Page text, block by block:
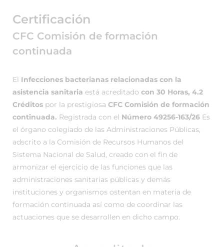
Certificación
CFC Comisión de formación
continuada
El Infecciones bacterianas relacionadas con la
asistencia sanitaria está acreditado con 30 Horas, 4.2
Créditos por la prestigiosa CFC Comisión de formación
continuada. Registrada con el Número 49256-163/26 Es
el órgano colegiado de las Administraciones Públicas,
adscrito a la Comisión de Recursos Humanos del
Sistema Nacional de Salud, creado con el fin de
armonizar el ejercicio de las funciones que las
administraciones sanitarias públicas y demás
instituciones y organismos ostentan en materia de
formación continuada así como de coordinar las
actuaciones que se desarrollen en dicho campo.